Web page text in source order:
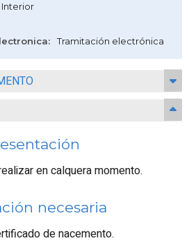
Interior
: Tramitación electrónica
en calquera momento.
necesaria
de nacemento.